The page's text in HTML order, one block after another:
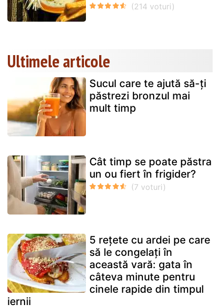
Ultimele articole
Sucul care te ajută să-ți
păstrezi bronzul mai
mult timp
Cât timp se poate păstra
un ou fiert în frigider?
5 rețete cu ardei pe care
să le congelați în
această vară: gata în
câteva minute pentru
cinele rapide din timpul
iernii